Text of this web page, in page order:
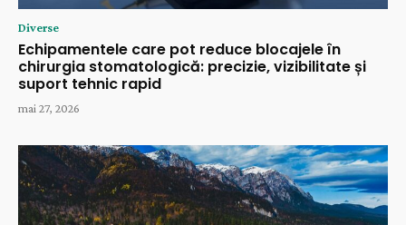
Diverse
Echipamentele care pot reduce blocajele în
chirurgia stomatologică: precizie, vizibilitate și
suport tehnic rapid
mai 27, 2026